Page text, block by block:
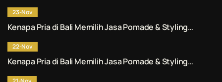
23-Nov
Kenapa Pria di Bali Memilih Jasa Pomade & Styling
22-Nov
Kenapa Pria di Bali Memilih Jasa Pomade & Styling